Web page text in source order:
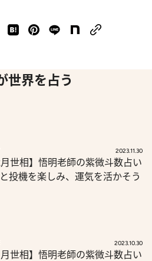
世界を占う
2023.11.30
月世相】悟明老師の紫微斗数占い
投機を楽しみ、運気を活かそう
2023.10.30
月世相】悟明老師の紫微斗数占い